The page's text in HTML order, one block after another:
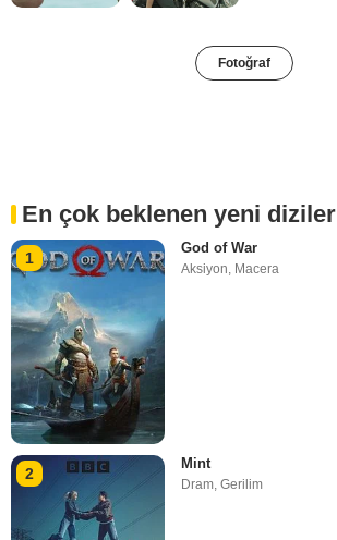
Fotoğraf
En çok beklenen yeni diziler
1
God of War
Aksiyon, Macera
2
Mint
Dram,Gerilim